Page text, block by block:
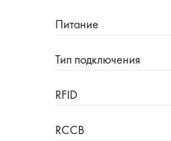
Питание
Тип подключения
RFID
RCCB